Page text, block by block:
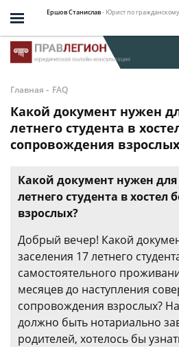
Ершов Станислав- Юрист по
Главная - FAQ
Какой документ нужен
летнего студента в
сопровождения
Какой документ нужен для
летнего студента в хостел
взрослых?
Добрый вечер! Какой
заселения 17 летнего
самостоятельного
месяцев до наступления
сопровождения взрослых?
должно быть нотариально
родителей, хотелось бы